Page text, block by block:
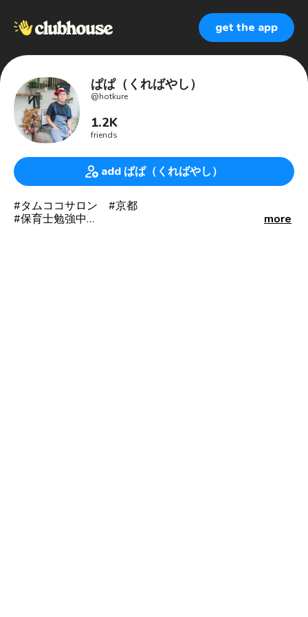
get the app
ぱぱ（くればやし）
@hotkure
1.2K
friends
add ぱぱ（くればやし）
#タムココサロン #京都
#保育士勉強中
more